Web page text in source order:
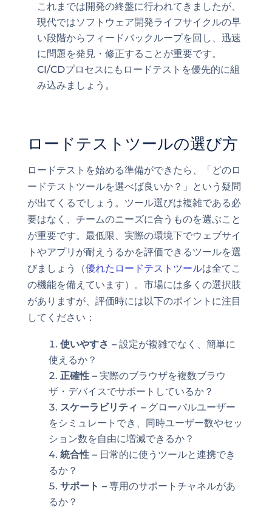
これまでは開発の終盤に行われてきましたが、
現代ではソフトウェア開発ライフサイクルの早
い段階からフィードバックループを回し、迅速
に問題を発見・修正することが重要です。
CI/CDプロセスにもロードテストを優先的に組
み込みましょう。
ロードテストツールの選び方
ロードテストを始める準備ができたら、「どのロ
ードテストツールを選べば良いか？」という疑問
が出てくるでしょう。ツール選びは複雑である必
要はなく、チームのニーズに合うものを選ぶこと
が重要です。最低限、実際の環境下でウェブサイ
トやアプリが耐えうるかを評価できるツールを選
びましょう（優れたロードテストツールは全てこ
の機能を備えています）。市場には多くの選択肢
がありますが、評価時には以下のポイントに注目
してください：
使いやすさ –設定が複雑でなく、簡単に
使えるか？
正確性 –実際のブラウザを複数ブラウ
ザ・デバイスでサポートしているか？
スケーラビリティ –グローバルユーザー
をシミュレートでき、同時ユーザー数やセッ
ション数を自由に増減できるか？
統合性 –日常的に使うツールと連携でき
るか？
サポート –専用のサポートチャネルがあ
るか？